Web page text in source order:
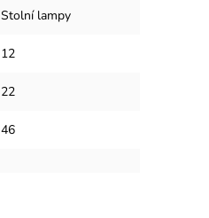
Stolní lampy
12
22
46